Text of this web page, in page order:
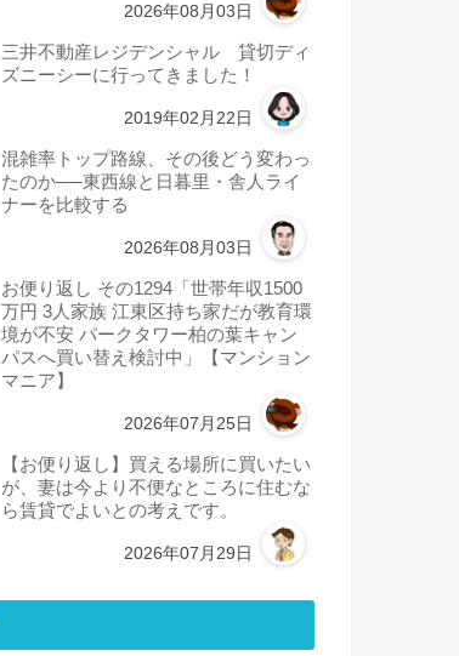
2026年08月03日
三井不動産レジデンシャル 貸切ディ
ズニーシーに行ってきました！
2019年02月22日
混雑率トップ路線、その後どう変わっ
たのか──東西線と日暮里・舎人ライ
ナーを比較する
2026年08月03日
お便り返し その1294「世帯年収1500
万円 3人家族 江東区持ち家だが教育環
境が不安 パークタワー柏の葉キャン
パスへ買い替え検討中」【マンション
マニア】
2026年07月25日
【お便り返し】買える場所に買いたい
が、妻は今より不便なところに住むな
ら賃貸でよいとの考えです。
2026年07月29日